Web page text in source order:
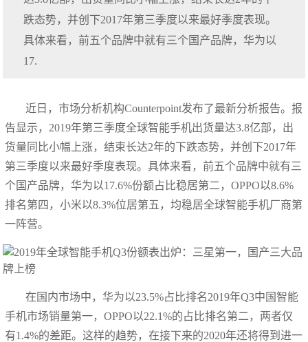
跌态势，并创下2017年第三季度以来最好季度表现。
具体来看，前五个品牌中就有三个国产品牌，华为以
17.
近日，市场分析机构Counterpoint发布了最新分析报告。报
告显示，2019年第三季度全球智能手机出货量达3.8亿部，出
货量同比小幅上涨，结束长达2年的下跌态势，并创下2017年
第三季度以来最好季度表现。具体来看，前五个品牌中就有三
个国产品牌，华为以17.6%份额占比稳居第二，OPPO以8.6%
排名第四，小米以8.3%位居第五，均稳居全球智能手机厂商第
一阵营。
在国内市场中，华为以23.5%占比排名2019年Q3中国智能
手机市场销量第一，OPPO以22.1%的占比排名第二，两者仅
有1.4%的差距。这样的趋势，在接下来的2020年还将得到进一